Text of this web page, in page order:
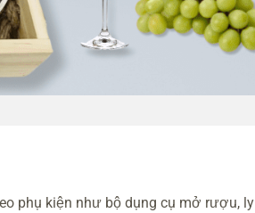
phụ kiện như bộ dụng cụ mở rượu, ly